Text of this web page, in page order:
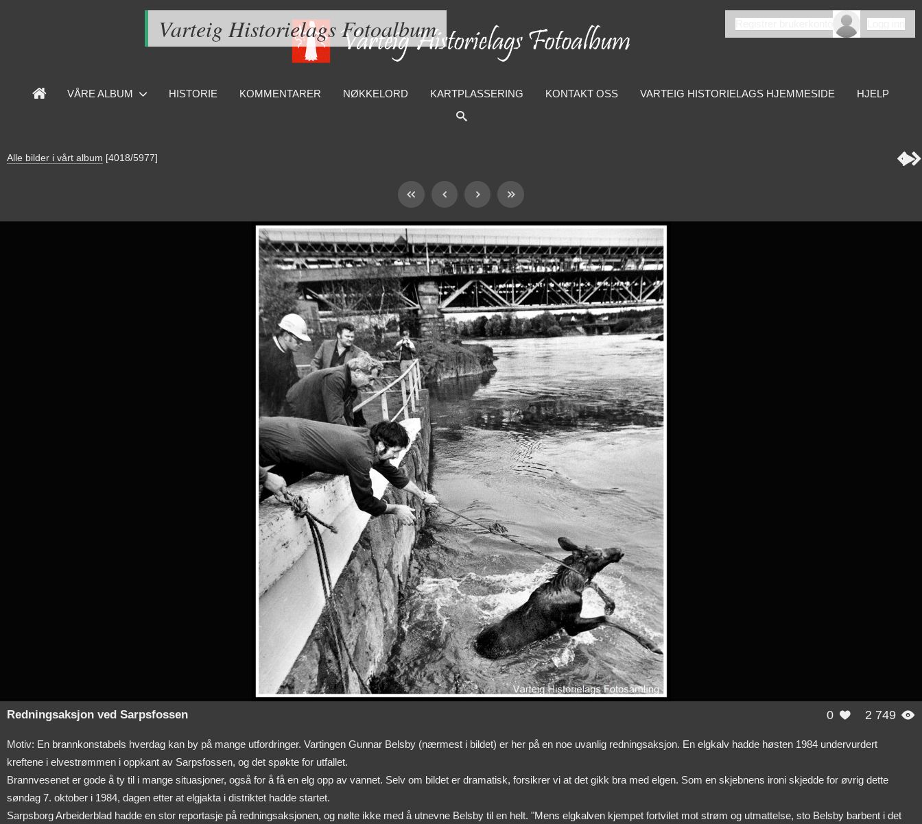
Varteig Historielags Fotoalbum
VÅRE ALBUM HISTORIE KOMMENTARER NØKKELORD KARTPLASSERING KONTAKT OSS VARTEIG HISTORIELAGS HJEMMESIDE HJELP
Alle bilder i vårt album [4018/5977] 
0  2 749 
Redningsaksjon ved Sarpsfossen
Motiv: En brannkonstabels hverdag kan by på mange utfordringer. Vartingen Gunnar Belsby (nærmest i bildet) er her på en noe uvanlig redningsaksjon. En elgkalv hadde høsten 1984 undervurdert
kreftene i elvestrømmen i oppkant av Sarpsfossen, og det spøkte for utfallet.
Brannvesenet er gode å ty til i mange situasjoner, også for å få en elg opp av vannet. Selv om bildet er dramatisk, forsikrer vi at det gikk bra med elgen. Som en skjebnens ironi skjedde for øvrig dette
søndag 7. oktober i 1984, dagen etter at elgjakta i distriktet hadde startet.
Sarpsborg Arbeiderblad hadde en stor reportasje på redningsaksjonen, og nølte ikke med å utnevne Belsby til en helt. "Mens elgkalven kjempet fortvilet mot strøm og utmattelse, sto Belsby barbent i det